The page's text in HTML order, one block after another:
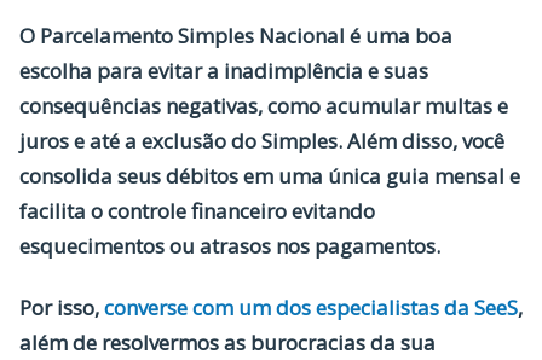
O Parcelamento Simples Nacional é uma boa
escolha para evitar a inadimplência e suas
consequências negativas, como acumular multas e
juros e até a exclusão do Simples. Além disso, você
consolida seus débitos em uma única guia mensal e
facilita o controle financeiro evitando
esquecimentos ou atrasos nos pagamentos.
Por isso,converse com um dos especialistas da SeeS,
além de resolvermos as burocracias da sua